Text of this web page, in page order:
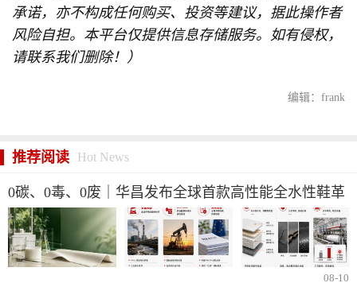
承诺，亦不构成任何购买、投资等建议，据此操作者
风险自担。本平台仅提供信息存储服务。如有侵权，
请联系我们删除！）
编辑：frank
推荐阅读 Hot News
0碳、0毒、0废｜华昌发布全球首款高性能全水性鞋革
“三零生态皮”
08-10